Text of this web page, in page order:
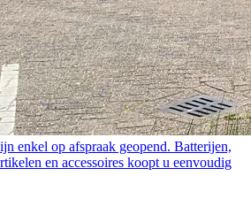
enkel op afspraak geopend. Batterijen,
en accessoires koopt u eenvoudig